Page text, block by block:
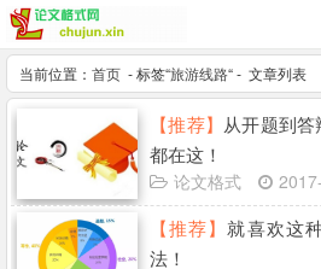
当前位置： 首页 - 标签“旅游线路“ - 文章列表
【推荐】 从开题到
都在这！
论文格式
【推荐】就喜欢这
法！